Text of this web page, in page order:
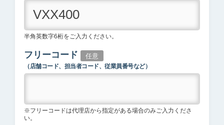
半角英数字6桁をご入力ください。
フリーコード 任意
（店舗コード、担当者コード、従業員番号など）
※フリーコードは代理店から指定がある場合のみご入力くださ
い。